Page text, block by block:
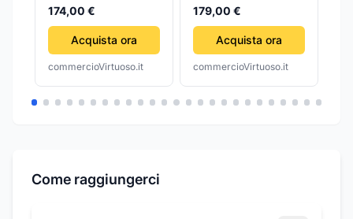
174,00 €
Acquista ora
commercioVirtuoso.it
179,00 €
Acquista ora
commercioVirtuoso.it
Come raggiungerci